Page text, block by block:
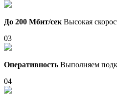
До 200 Мбит/сек Высокая
03
Оперативность Выполняем
04